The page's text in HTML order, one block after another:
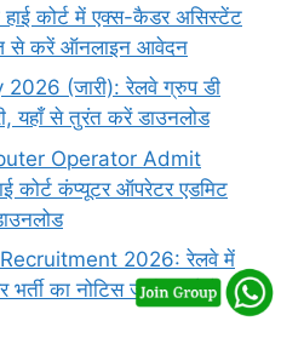
कोर्ट में एक्स-कैडर असिस्टेंट
से करें ऑनलाइन आवेदन
(जारी): रेलवे ग्रुप डी
यहाँ से तुरंत करें डाउनलोड
Operator Admit
कोर्ट कंप्यूटर ऑपरेटर एडमिट
2026: रेलवे में
का नोटिस जारी, यहाँ से